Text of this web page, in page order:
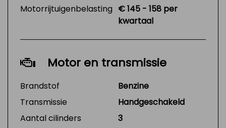
Motorrijtuigenbelasting € 145 - 158 per
kwartaal
Motor en transmissie
Brandstof
Benzine
Transmissie
Handgeschakeld
Aantal cilinders
3